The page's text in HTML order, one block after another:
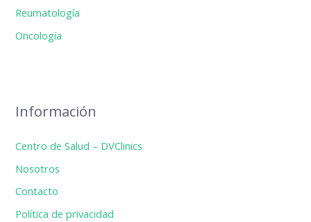
Reumatología
Oncología
Información
Centro de Salud – DVClinics
Nosotros
Contacto
Política de privacidad